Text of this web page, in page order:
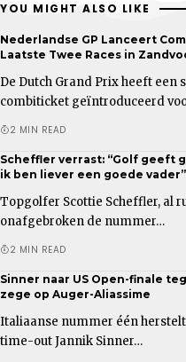
YOU MIGHT ALSO LIKE
Nederlandse GP Lanceert
Laatste Twee Races in
De Dutch Grand Prix heeft een
combiticket geïntroduceerd
2 MIN READ
Scheffler verrast: “Golf geeft
ik ben liever een goede vader”
Topgolfer Scottie Scheffler, al
onafgebroken de nummer…
2 MIN READ
Sinner naar US Open-finale
zege op Auger-Aliassime
Italiaanse nummer één
time-out Jannik Sinner…